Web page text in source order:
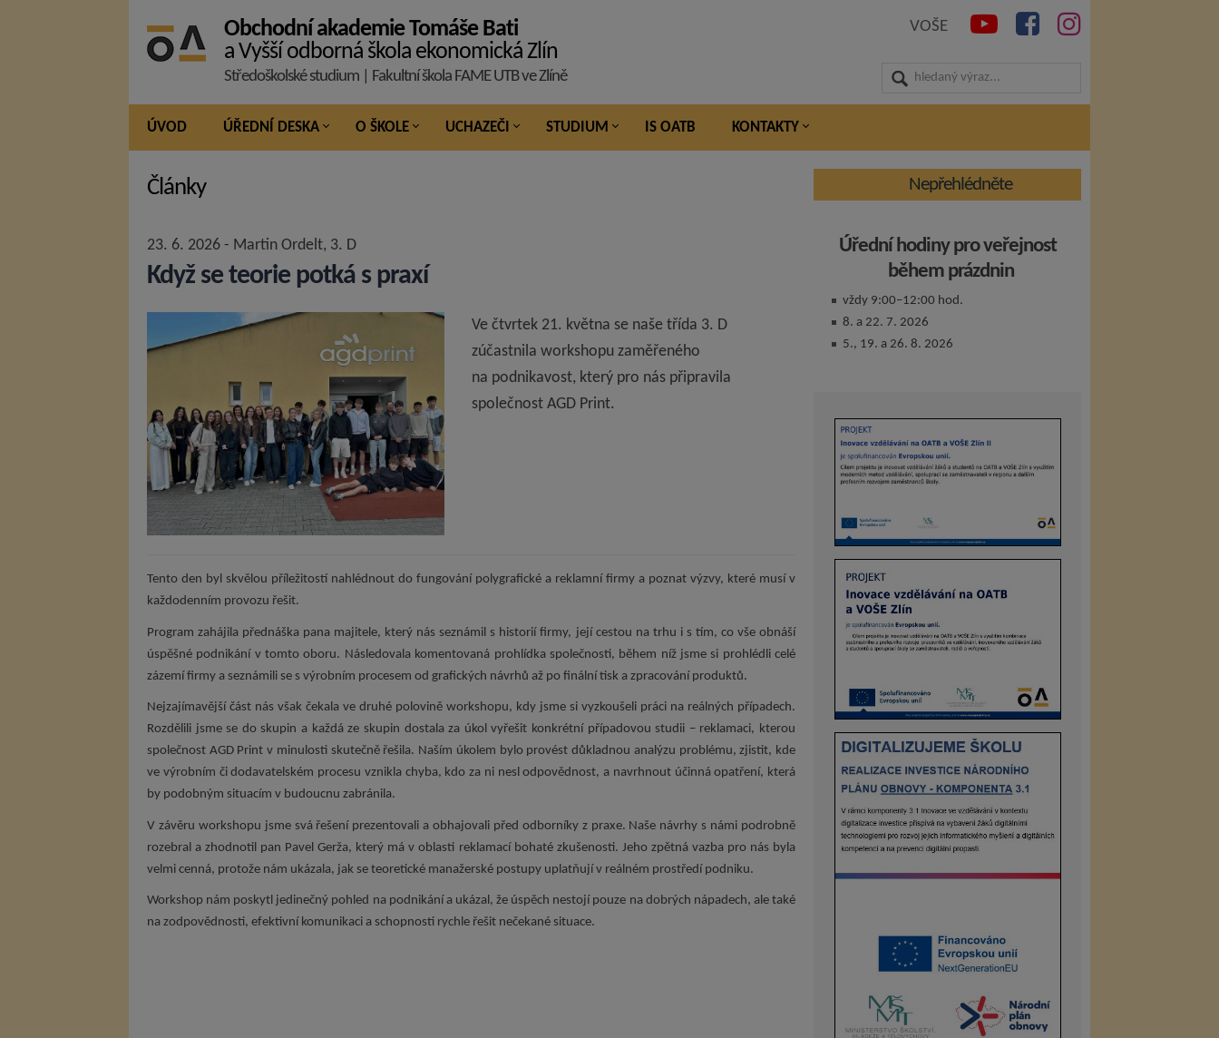
Obchodní akademie Tomáše Bati
a Vyšší odborná škola ekonomická Zlín
Středoškolské studium | Fakultní škola FAME UTB ve Zlíně
VOŠE
ÚVOD ÚŘEDNÍ DESKA O ŠKOLE UCHAZEČI STUDIUM IS OATB KONTAKTY
Nepřehlédněte
Úřední hodiny pro veřejnost
během prázdnin
vždy 9:00–12:00 hod.
8. a 22. 7. 2026
5., 19. a 26. 8. 2026
Články
23. 6. 2026 - Martin Ordelt, 3. D
Když se teorie potká s praxí
Ve čtvrtek 21. května se naše třída 3. D
zúčastnila workshopu zaměřeného
na podnikavost, který pro nás připravila
společnost AGD Print.
Tento den byl skvělou příležitostí nahlédnout do fungování polygrafické a reklamní firmy a poznat výzvy, které musí v
každodenním provozu řešit.
Program zahájila přednáška pana majitele, který nás seznámil s historií firmy, její cestou na trhu i s tím, co vše obnáší
úspěšné podnikání v tomto oboru. Následovala komentovaná prohlídka společnosti, během níž jsme si prohlédli celé
zázemí firmy a seznámili se s výrobním procesem od grafických návrhů až po finální tisk a zpracování produktů.
Nejzajímavější část nás však čekala ve druhé polovině workshopu, kdy jsme si vyzkoušeli práci na reálných případech.
Rozdělili jsme se do skupin a každá ze skupin dostala za úkol vyřešit konkrétní případovou studii – reklamaci, kterou
společnost AGD Print v minulosti skutečně řešila. Naším úkolem bylo provést důkladnou analýzu problému, zjistit, kde
ve výrobním či dodavatelském procesu vznikla chyba, kdo za ni nesl odpovědnost, a navrhnout účinná opatření, která
by podobným situacím v budoucnu zabránila.
V závěru workshopu jsme svá řešení prezentovali a obhajovali před odborníky z praxe. Naše návrhy s námi podrobně
rozebral a zhodnotil pan Pavel Gerža, který má v oblasti reklamací bohaté zkušenosti. Jeho zpětná vazba pro nás byla
velmi cenná, protože nám ukázala, jak se teoretické manažerské postupy uplatňují v reálném prostředí podniku.
Workshop nám poskytl jedinečný pohled na podnikání a ukázal, že úspěch nestojí pouze na dobrých nápadech, ale také
na zodpovědnosti, efektivní komunikaci a schopnosti rychle řešit nečekané situace.